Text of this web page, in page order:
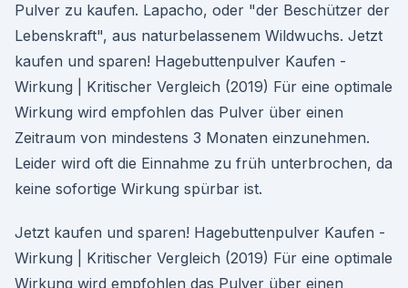
Pulver zu kaufen. Lapacho, oder "der Beschützer der
Lebenskraft", aus naturbelassenem Wildwuchs. Jetzt
kaufen und sparen! Hagebuttenpulver Kaufen -
Wirkung | Kritischer Vergleich (2019) Für eine optimale
Wirkung wird empfohlen das Pulver über einen
Zeitraum von mindestens 3 Monaten einzunehmen.
Leider wird oft die Einnahme zu früh unterbrochen, da
keine sofortige Wirkung spürbar ist.
Jetzt kaufen und sparen! Hagebuttenpulver Kaufen -
Wirkung | Kritischer Vergleich (2019) Für eine optimale
Wirkung wird empfohlen das Pulver über einen